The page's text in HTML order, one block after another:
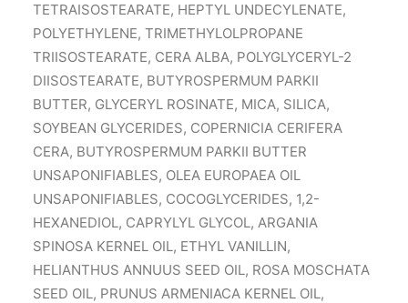
TETRAISOSTEARATE, HEPTYL UNDECYLENATE,
POLYETHYLENE, TRIMETHYLOLPROPANE
TRIISOSTEARATE, CERA ALBA, POLYGLYCERYL-2
DIISOSTEARATE, BUTYROSPERMUM PARKII
BUTTER, GLYCERYL ROSINATE, MICA, SILICA,
SOYBEAN GLYCERIDES, COPERNICIA CERIFERA
CERA, BUTYROSPERMUM PARKII BUTTER
UNSAPONIFIABLES, OLEA EUROPAEA OIL
UNSAPONIFIABLES, COCOGLYCERIDES, 1,2-
HEXANEDIOL, CAPRYLYL GLYCOL, ARGANIA
SPINOSA KERNEL OIL, ETHYL VANILLIN,
HELIANTHUS ANNUUS SEED OIL, ROSA MOSCHATA
SEED OIL, PRUNUS ARMENIACA KERNEL OIL,